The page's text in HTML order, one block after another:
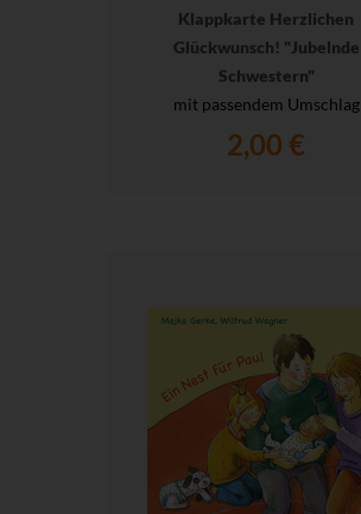
Klappkarte Herzlichen
Glückwunsch! "Jubelnde
Schwestern"
mit passendem Umschlag
2,00 €